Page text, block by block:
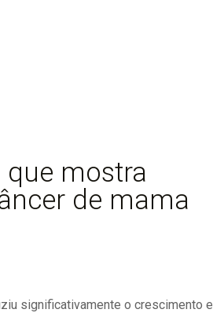
que mostra
de mama
significativamente o crescimento e